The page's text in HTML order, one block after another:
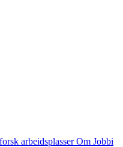
arbeidsplasserOm Jobbi